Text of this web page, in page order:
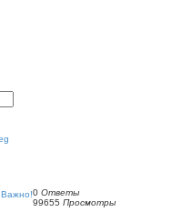
Важно!0 Ответы
99655 Просмотры